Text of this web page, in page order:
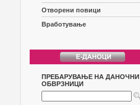
Отворени повици
Вработување
ПРЕБАРУВАЊЕ НА ДАНОЧНИ
ОБВРЗНИЦИ